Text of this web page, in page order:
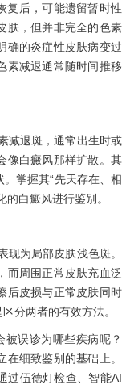
后，可能遗留暂时性
肤，但并非完全的色素
确的炎症性皮肤病变过
素减退通常随时间推移
退斑，通常出生时或
像白癜风那样扩散。其
掌握其“先天存在、相
白癜风进行鉴别。
为局部皮肤浅色斑。
而周围正常皮肤充血泛
后皮损与正常皮肤同时
分两者的有效方法。
误诊为哪些疾病呢？
细致鉴别的基础上。
过伍德灯检查、智能AI